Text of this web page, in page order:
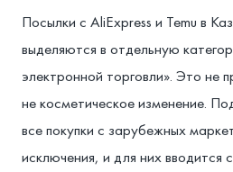
Посылки с AliExpress и Temu в
выделяются в отдельную
электронной торговли». Это не
не косметическое изменение.
все покупки с зарубежных
исключения, и для них вводится